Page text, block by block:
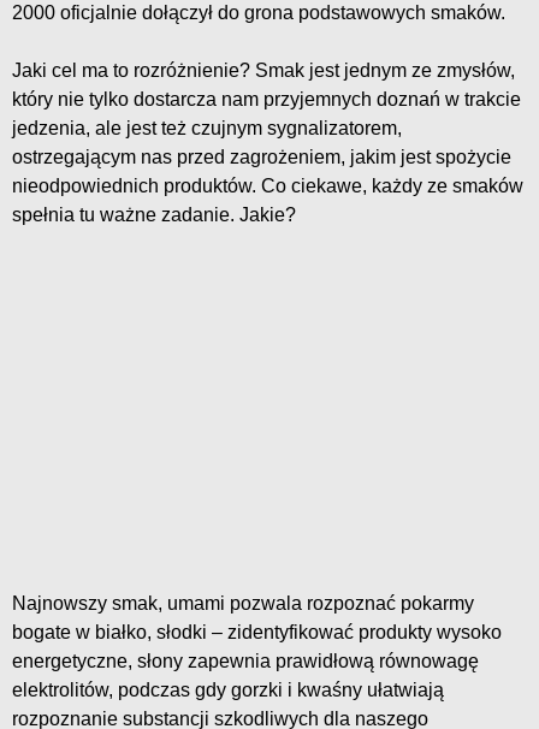
2000 oficjalnie dołączył do grona podstawowych smaków.
Jaki cel ma to rozróżnienie? Smak jest jednym ze zmysłów,
który nie tylko dostarcza nam przyjemnych doznań w trakcie
jedzenia, ale jest też czujnym sygnalizatorem,
ostrzegającym nas przed zagrożeniem, jakim jest spożycie
nieodpowiednich produktów. Co ciekawe, każdy ze smaków
spełnia tu ważne zadanie. Jakie?
Najnowszy smak, umami pozwala rozpoznać pokarmy
bogate w białko, słodki – zidentyfikować produkty wysoko
energetyczne, słony zapewnia prawidłową równowagę
elektrolitów, podczas gdy gorzki i kwaśny ułatwiają
rozpoznanie substancji szkodliwych dla naszego